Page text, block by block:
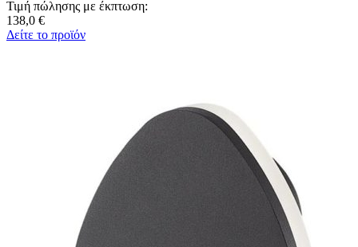
Τιμή πώλησης με έκπτωση:
138,0 €
Δείτε το προϊόν